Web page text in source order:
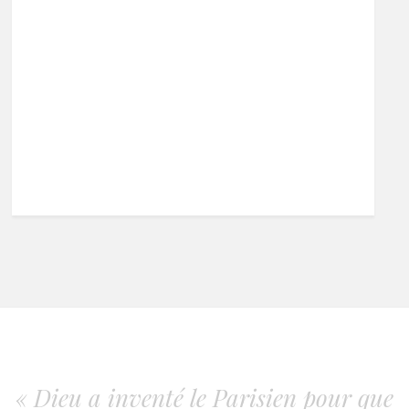
« Dieu a inventé le Parisien pour que